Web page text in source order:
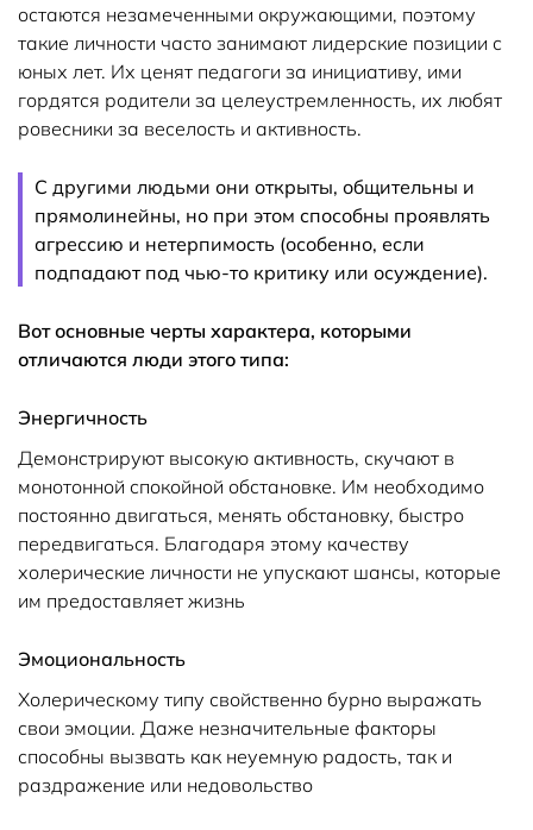
остаются незамеченными окружающими, поэтому
такие личности часто занимают лидерские позиции с
юных лет. Их ценят педагоги за инициативу, ими
гордятся родители за целеустремленность, их любят
ровесники за веселость и активность.
С другими людьми они открыты, общительны и
прямолинейны, но при этом способны проявлять
агрессию и нетерпимость (особенно, если
подпадают под чью-то критику или осуждение).
Вот основные черты характера, которыми
отличаются люди этого типа:
Энергичность
Демонстрируют высокую активность, скучают в
монотонной спокойной обстановке. Им необходимо
постоянно двигаться, менять обстановку, быстро
передвигаться. Благодаря этому качеству
холерические личности не упускают шансы, которые
им предоставляет жизнь
Эмоциональность
Холерическому типу свойственно бурно выражать
свои эмоции. Даже незначительные факторы
способны вызвать как неуемную радость, так и
раздражение или недовольство